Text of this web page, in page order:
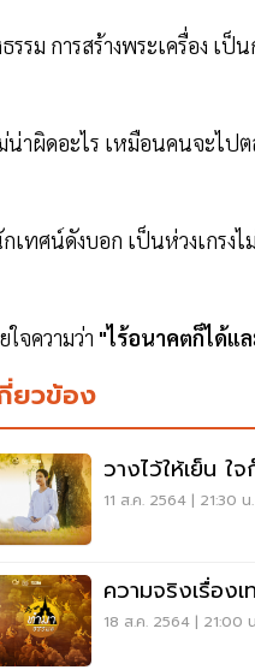
รรม การสร้างพระเครื่อง
าผิดอะไร เหมือนคนจะไป
ศน์ดังบอก เป็นห่วงเกรงไ
จความว่า "ไร้อนาคตก็ได้แ
ยวข้อง
วางไว้ให้เย็น ใ
11 ส.ค. 2564 | 21:30 น.
ความจริงเรื่อง
18 ส.ค. 2564 | 21:00